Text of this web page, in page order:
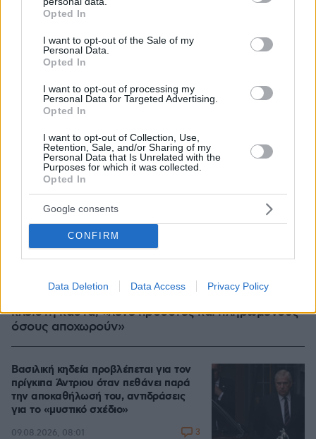
grant or deny consent to Google and its third-party tags to
use your data for below specified purposes in below Google
consent section.
Opted In
I want to opt-out of the Sale of my
Personal Data.
Opted In
I want to opt-out of processing my
Personal Data for Targeted Advertising.
Opted In
I want to opt-out of Collection, Use,
Retention, Sale, and/or Sharing of my
Personal Data that Is Unrelated with the
Purposes for which it was collected.
Opted In
Google consents
CONFIRM
Data Deletion Data Access Privacy Policy
Εγκαταλείπει το κόμμα Καρυστιανού και ο
κλειστή κάστα, «λένε προδότες και πληρωμένους
όσους αποχωρούν»
Βασιλική κηδεία προβλέπεται για τον
πρίγκιπα Άντριου όταν πεθάνει παρά
την αποκαθήλωσή του, αντιδράσεις
για το «μυστικό σχέδιο»
09.08.2026, 08:01 3